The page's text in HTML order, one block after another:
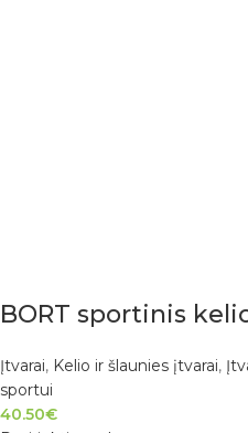
BORT sportinis
Įtvarai, Kelio ir šlaunies įtvarai,
sportui
40.50€